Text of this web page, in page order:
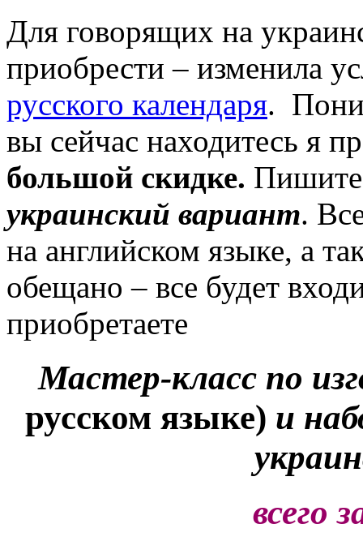
Для говорящих на
приобрести – изменила
русского календаря.
вы сейчас находитесь я
большой скидке. Пишите
украинский вариант.
на английском языке, а
обещано – все будет
приобретаете
Мастер-класс по
русском языке) и
всего